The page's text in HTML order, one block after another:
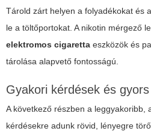
Tárold zárt helyen a folyadékokat és
le a töltőportokat. A nikotin mérgező
elektromos cigaretta eszközök és
tárolása alapvető fontosságú.
Gyakori kérdések és
A következő részben a leggyakoribb,
kérdésekre adunk rövid, lényegre